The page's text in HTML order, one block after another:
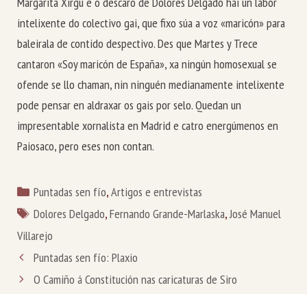
intelixente do colectivo gai, que fixo súa a voz «maricón» para
baleirala de contido despectivo. Des que Martes y Trece
cantaron «Soy maricón de España», xa ningún homosexual se
ofende se llo chaman, nin ninguén medianamente intelixente
pode pensar en aldraxar os gais por selo. Quedan un
impresentable xornalista en Madrid e catro energúmenos en
Paiosaco, pero eses non contan.
Categorías
Puntadas sen fío,Artigos e entrevistas
Etiquetas
Dolores Delgado,Fernando Grande-Marlaska,José Manuel
Villarejo
Puntadas sen fío: Plaxio
O Camiño á Constitución nas caricaturas de Siro